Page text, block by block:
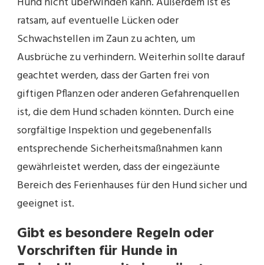
ratsam, auf eventuelle Lücken oder
Schwachstellen im Zaun zu achten, um
Ausbrüche zu verhindern. Weiterhin sollte darauf
geachtet werden, dass der Garten frei von
giftigen Pflanzen oder anderen Gefahrenquellen
ist, die dem Hund schaden könnten. Durch eine
sorgfältige Inspektion und gegebenenfalls
entsprechende Sicherheitsmaßnahmen kann
gewährleistet werden, dass der eingezäunte
Bereich des Ferienhauses für den Hund sicher und
geeignet ist.
Gibt es besondere Regeln oder
Vorschriften für Hunde in